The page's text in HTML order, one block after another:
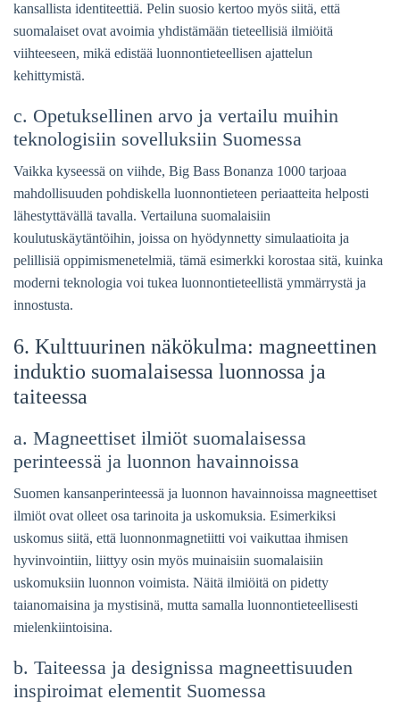
kansallista identiteettiä. Pelin suosio kertoo myös siitä, että
suomalaiset ovat avoimia yhdistämään tieteellisiä ilmiöitä
viihteeseen, mikä edistää luonnontieteellisen ajattelun
kehittymistä.
c. Opetuksellinen arvo ja vertailu muihin
teknologisiin sovelluksiin Suomessa
Vaikka kyseessä on viihde, Big Bass Bonanza 1000 tarjoaa
mahdollisuuden pohdiskella luonnontieteen periaatteita helposti
lähestyttävällä tavalla. Vertailuna suomalaisiin
koulutuskäytäntöihin, joissa on hyödynnetty simulaatioita ja
pelillisiä oppimismenetelmiä, tämä esimerkki korostaa sitä, kuinka
moderni teknologia voi tukea luonnontieteellistä ymmärrystä ja
innostusta.
6. Kulttuurinen näkökulma: magneettinen
induktio suomalaisessa luonnossa ja
taiteessa
a. Magneettiset ilmiöt suomalaisessa
perinteessä ja luonnon havainnoissa
Suomen kansanperinteessä ja luonnon havainnoissa magneettiset
ilmiöt ovat olleet osa tarinoita ja uskomuksia. Esimerkiksi
uskomus siitä, että luonnonmagnetiitti voi vaikuttaa ihmisen
hyvinvointiin, liittyy osin myös muinaisiin suomalaisiin
uskomuksiin luonnon voimista. Näitä ilmiöitä on pidetty
taianomaisina ja mystisinä, mutta samalla luonnontieteellisesti
mielenkiintoisina.
b. Taiteessa ja designissa magneettisuuden
inspiroimat elementit Suomessa